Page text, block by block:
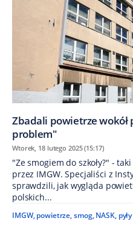
Zbadali powietrze wokół
problem"
Wtorek, 18 lutego 2025 (15:17)
"Ze smogiem do szkoły?" -
przez IMGW. Specjaliści z
sprawdzili, jak wygląda
polskich...
IMGW, powietrze,smog, NASK,